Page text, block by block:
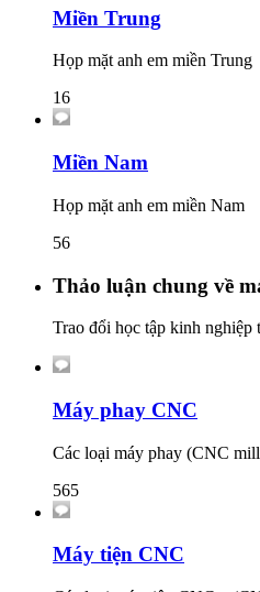
Miền Trung
Họp mặt anh em miền Trung
16
Miền Nam
Họp mặt anh em miền Nam
56
Thảo luận chung về
Trao đổi học tập kinh
Máy phay CNC
Các loại máy phay (CNC
565
Máy tiện CNC